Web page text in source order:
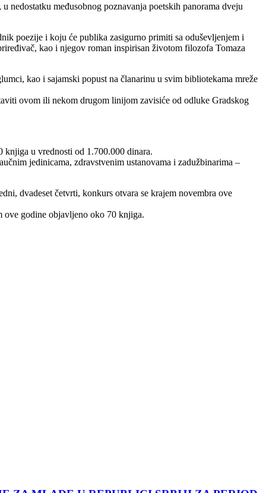
međusobnog poznavanja poetskih panorama dveju
poezije i koju će publika zasigurno primiti sa oduševljenjem i
kao i njegov roman inspirisan životom filozofa Tomaza
kao i sajamski popust na članarinu u svim bibliotekama mreže
ovom ili nekom drugom linijom zavisiće od odluke Gradskog
u vrednosti od 1.700.000 dinara.
jedinicama, zdravstvenim ustanovama i zadužbinarima –
dvadeset četvrti, konkurs otvara se krajem novembra ove
ove godine objavljeno oko 70 knjiga.